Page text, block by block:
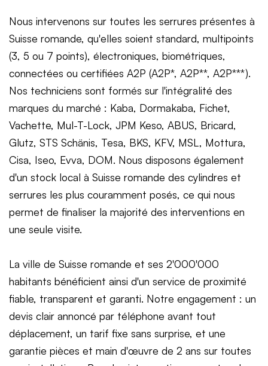
Nous intervenons sur toutes les serrures présentes à
Suisse romande, qu'elles soient standard, multipoints
(3, 5 ou 7 points), électroniques, biométriques,
connectées ou certifiées A2P (A2P*, A2P**, A2P***).
Nos techniciens sont formés sur l'intégralité des
marques du marché : Kaba, Dormakaba, Fichet,
Vachette, Mul-T-Lock, JPM Keso, ABUS, Bricard,
Glutz, STS Schänis, Tesa, BKS, KFV, MSL, Mottura,
Cisa, Iseo, Evva, DOM. Nous disposons également
d'un stock local à Suisse romande des cylindres et
serrures les plus couramment posés, ce qui nous
permet de finaliser la majorité des interventions en
une seule visite.
La ville de Suisse romande et ses 2'000'000
habitants bénéficient ainsi d'un service de proximité
fiable, transparent et garanti. Notre engagement : un
devis clair annoncé par téléphone avant tout
déplacement, un tarif fixe sans surprise, et une
garantie pièces et main d'œuvre de 2 ans sur toutes